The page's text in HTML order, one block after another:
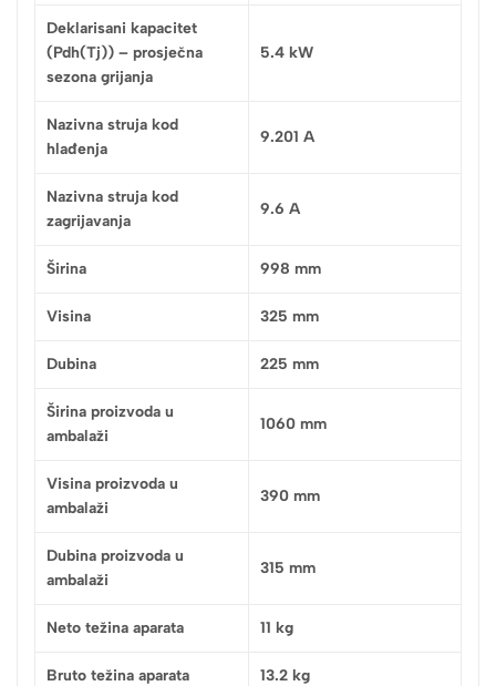
Deklarisani kapacitet
(Pdh(Tj)) – prosječna
sezona grijanja
5.4 kW
Nazivna struja kod
hlađenja
9.201 A
Nazivna struja kod
zagrijavanja
9.6 A
Širina 998 mm
Visina 325 mm
Dubina 225 mm
Širina proizvoda u
ambalaži
1060 mm
Visina proizvoda u
ambalaži
390 mm
Dubina proizvoda u
ambalaži
315 mm
Neto težina aparata 11 kg
Bruto težina aparata 13.2 kg